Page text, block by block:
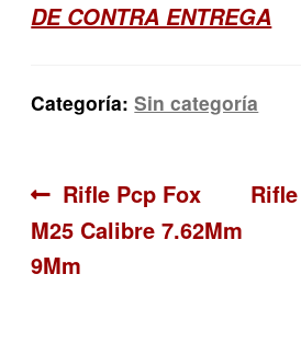
DE CONTRA ENTREGA
Categoría:Sin categoría
Navegación
de
Anterior:
Rifle Pcp Fox
M25 Calibre 7.62Mm
9Mm